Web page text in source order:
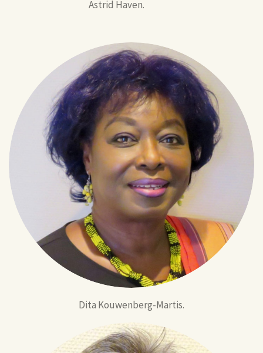
Astrid Haven.
Dita Kouwenberg-Martis.